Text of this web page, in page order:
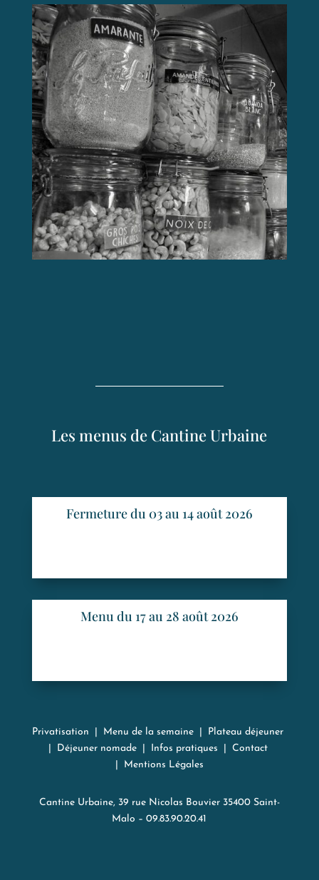
Les menus de Cantine Urbaine
Fermeture du 03 au 14 août 2026
Menu du 17 au 28 août 2026
Privatisation Menu de la semaine
Plateau déjeuner
Déjeuner nomade| Infos pratiques
Contact
Mentions Légales
Cantine Urbaine, 39 rue Nicolas Bouvier 35400 Saint-
Malo – 09.83.90.20.41